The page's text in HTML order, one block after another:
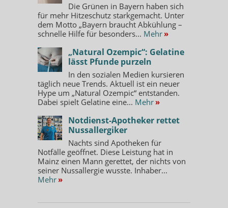
Die Grünen in Bayern haben sich
für mehr Hitzeschutz starkgemacht. Unter
dem Motto „Bayern braucht Abkühlung –
schnelle Hilfe für besonders... Mehr »
„Natural Ozempic“: Gelatine
lässt Pfunde purzeln
In den sozialen Medien kursieren
täglich neue Trends. Aktuell ist ein neuer
Hype um „Natural Ozempic“ entstanden.
Dabei spielt Gelatine eine... Mehr »
Notdienst-Apotheker rettet
Nussallergiker
Nachts sind Apotheken für
Notfälle geöffnet. Diese Leistung hat in
Mainz einen Mann gerettet, der nichts von
seiner Nussallergie wusste. Inhaber...
Mehr »